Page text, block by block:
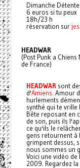
Dimanche Détente
6 euros si tu peux
18h/23 h
réservation sur
HEADWAR
(Post Punk a
de France)
HEADWARsont
d'Amiens . Amour
hurlements
synthé qui te vrille
Bête reposant en
de son, puis ils
ce qu'ils le
gens retournent à
grimpent dessus,
nous sommes un
Voici une vidéo
2009. Regardez la